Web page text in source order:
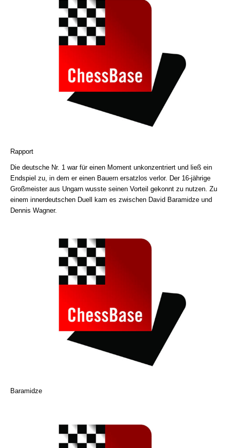
Rapport
Die deutsche Nr. 1 war für einen Moment unkonzentriert und ließ ein
Endspiel zu, in dem er einen Bauern ersatzlos verlor. Der 16-jährige
Großmeister aus Ungarn wusste seinen Vorteil gekonnt zu nutzen. Zu
einem innerdeutschen Duell kam es zwischen David Baramidze und
Dennis Wagner.
Baramidze